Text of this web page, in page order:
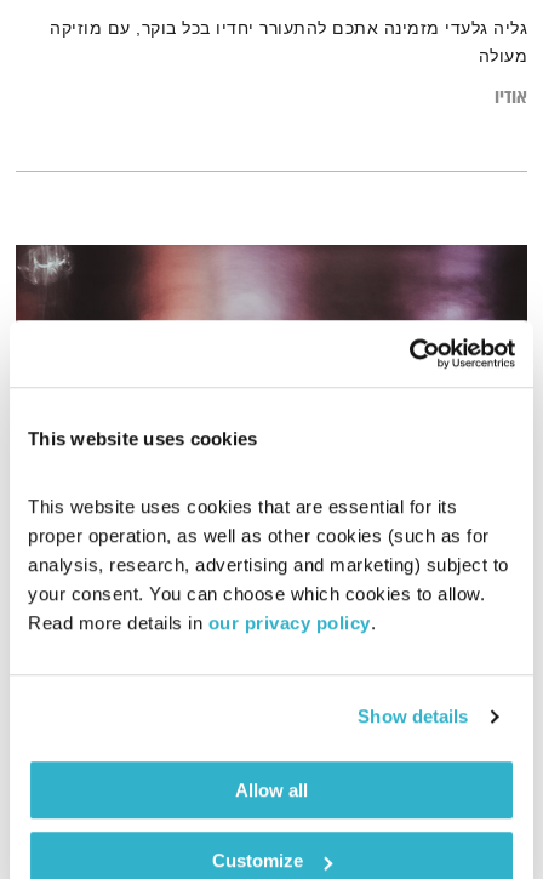
This website uses cookies
This website uses cookies that are essential for its
proper operation, as well as other cookies (such as for
analysis, research, advertising and marketing) subject to
your consent. You can choose which cookies to allow.
Read more details in our privacy policy.
Show details
Allow all
Customize
גליה גלעדי מזמינה אתכם להתעורר יחדיו בכל בוקר, עם מוזיקה
מעולה
אודיו
עולם קטן
אורי בנקהלטר
13.12.15
01:58:06